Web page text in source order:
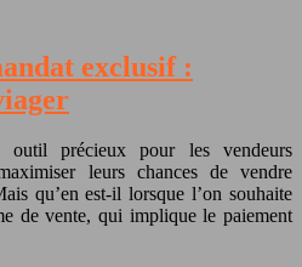
exclusif :
précieux pour les vendeurs
leurs chances de vendre
qu’en est-il lorsque l’on souhaite
de vente, qui implique le paiement